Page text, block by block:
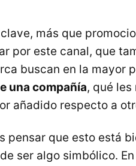
más que
por este canal, que
buscan en la mayor
una compañía, qué
añadido respecto a
pensar que esto está
ser algo simbólico.